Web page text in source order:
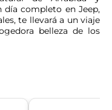
día completo en Jeep,
te llevará a un viaje
belleza de los